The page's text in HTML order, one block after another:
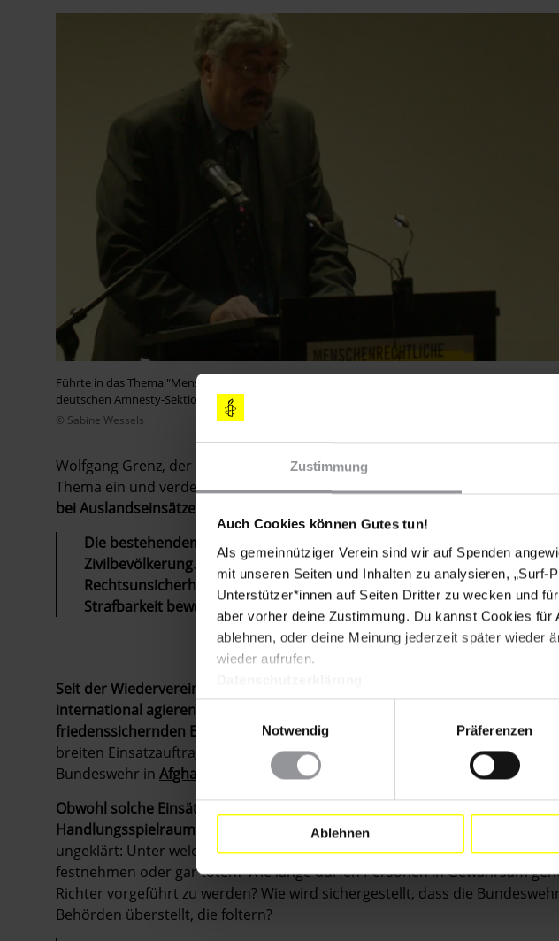
Zustimmung
Auch Cookies können Gutes tun!
Als gemeinnütziger Verein sind wir auf Spenden
mit unseren Seiten und Inhalten zu analysieren,
Unterstützer*innen auf Seiten Dritter zu wecken und
aber vorher deine Zustimmung. Du kannst Cookies
ablehnen, oder deine Meinung jederzeit später wieder
wieder aufrufen.
Notwendig
Präferenzen
Ablehnen
Führte in das Thema "Menschenrechtsschutz bei Auslandseinsätzen" ein: Wolfgang Grenz, der
deutschen Amnesty-Sektion.
© Sabine Wessels
Wolfgang Grenz, der amtierende Generalsekretär der deutschen Amnesty-
Thema ein und verdeutlichte die Position von Amnesty International zur
bei Auslandseinsätzen?"
Die bestehenden Rechtsunsicherheiten im Bereich Auslandseinsätze
Zivilbevölkerung. Auch für die Soldaten der Bundeswehr im Einsatz sei
Rechtsunsicherheit unzumutbar, weil sie sich mangels klarer
Strafbarkeit bewegen.
Seit der Wiedervereinigung hat sich die Bundeswehr von einer reinen
international agierenden Armee entwickelt. Zunehmend sind deutsche
friedenssichernden Einsätzen im Rahmen von NATO- und EU-Mandaten
breiten Einsatzauftrag und vielfältige Handlungsmöglichkeiten. Der derzeit
Bundeswehr in Afghanistan
zeigt, vor welchen Herausforderungen die
Obwohl solche Einsätze schon seit einigen Jahren Realität sind, fehlen klare
Handlungsspielraum der Bundeswehrsoldaten eindeutig festlegen.
So
ungeklärt: Unter welchen Voraussetzungen dürfen Soldaten in
festnehmen oder gar töten? Wie lange dürfen Personen in Gewahrsam
Richter vorgeführt zu werden? Wie wird sichergestellt, dass die
Behörden überstellt, die foltern?